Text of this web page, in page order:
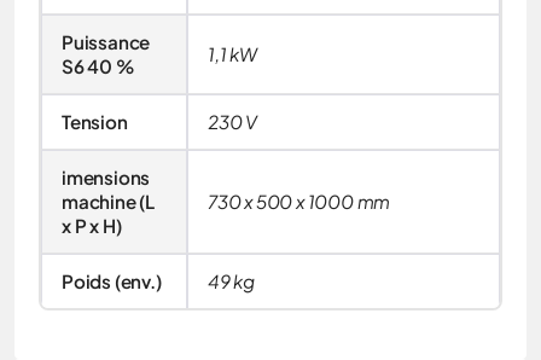
Puissance
S6 40 %
1,1 kW
Tension 230 V
imensions
machine (L
x P x H)
730 x 500 x 1000 mm
Poids (env.) 49 kg